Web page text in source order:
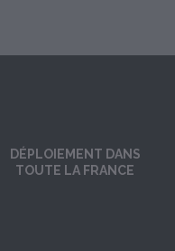
DÉPLOIEMENT DANS
TOUTE LA FRANCE